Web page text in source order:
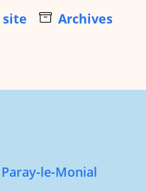
site Archives
Paray-le-Monial